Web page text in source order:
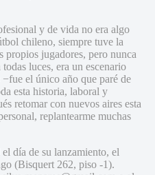
y de vida no era algo
chileno, siempre tuve la
propios jugadores, pero nunca
luces, era un escenario
el único año que paré de
esta historia, laboral y
retomar con nuevos aires esta
replantearme muchas
día de su lanzamiento, el
(Bisquert 262, piso -1).